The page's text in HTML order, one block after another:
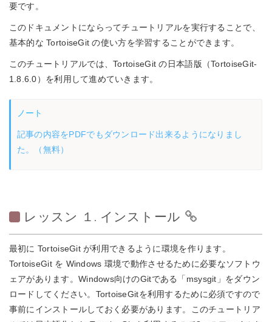
要です。
このドキュメントにならってチュートリアルを実行することで、
基本的な TortoiseGit の使い方を学習することができます。
このチュートリアルでは、TortoiseGit の日本語版（TortoiseGit-
1.8.6.0）を利用して進めていきます。
ノート
記事の内容をPDFでもダウンロード出来るようになりまし
た。（無料）
レッスン １. インストール
最初に TortoiseGit が利用できるように環境を作ります。
TortoiseGit を Windows 環境で動作させるために必要なソフトウ
ェアがあります。Windows向けのGitである「msysgit」をダウン
ロードしてください。TortoiseGitを利用するために必須ですので
事前にインストールしておく必要があります。このチュートリア